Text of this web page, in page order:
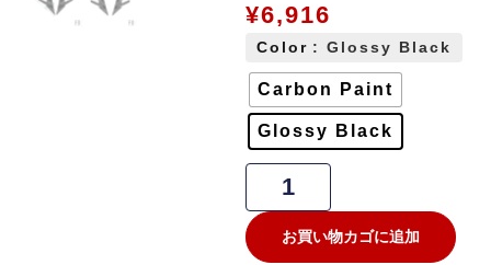
¥6,916
Color : Glossy Black
Carbon Paint
Glossy Black
お買い物カゴに追加